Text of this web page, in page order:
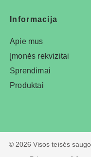
Informacija
Apie mus
Įmonės rekvizitai
Sprendimai
Produktai
© 2026 Visos teisės